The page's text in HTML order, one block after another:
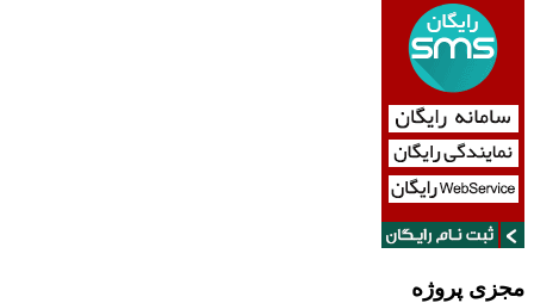
مجزی پروژه